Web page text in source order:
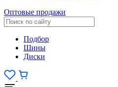
Оптовые продажи
Подбор
Шины
Диски